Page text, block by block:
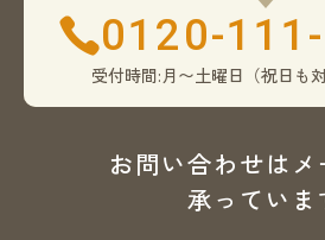
0120-
受付時間:月〜土曜日（祝日も
お問い合わせはメ
承っていま